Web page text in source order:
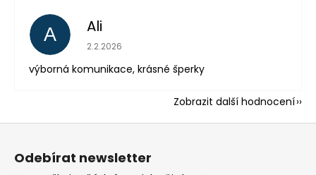
A Ali
Hodnocení obchodu je 5 z 5 hvězdiček.
2.2.2026
výborná komunikace, krásné šperky
Zobrazit další hodnocení
Z
Odebírat newsletter